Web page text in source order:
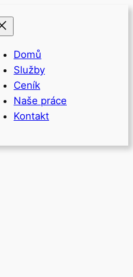
Domů
Služby
Ceník
Naše práce
Kontakt